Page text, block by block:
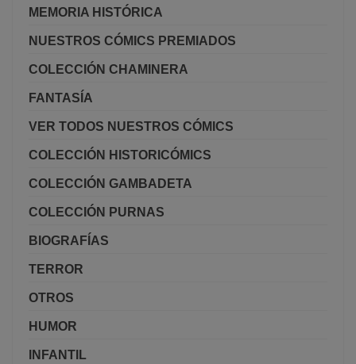
MEMORIA HISTÓRICA
NUESTROS CÓMICS PREMIADOS
COLECCIÓN CHAMINERA
FANTASÍA
VER TODOS NUESTROS CÓMICS
COLECCIÓN HISTORICÓMICS
COLECCIÓN GAMBADETA
COLECCIÓN PURNAS
BIOGRAFÍAS
TERROR
OTROS
HUMOR
INFANTIL